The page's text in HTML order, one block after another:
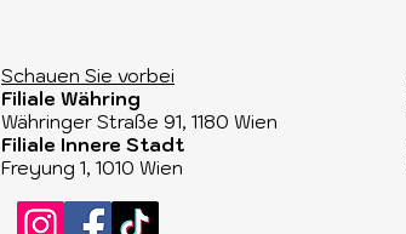
Schauen Sie vorbei​
Filiale Währing
Währinger Straße 91, 1180 Wien​
Filiale Innere Stadt
Freyung 1, 1010 Wien